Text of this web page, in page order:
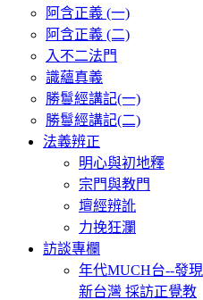
阿含正義 (一)
阿含正義 (二)
入不二法門
識蘊真義
勝鬘經講記(一)
勝鬘經講記(二)
法義辨正
明心與初地釋
宗門與教門
壇經辨訛
力挽狂瀾
訪談專欄
年代MUCH台--發現
新台灣 採訪正覺教